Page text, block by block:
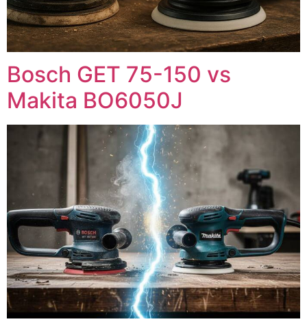
Bosch GET 75-150 vs
Makita BO6050J